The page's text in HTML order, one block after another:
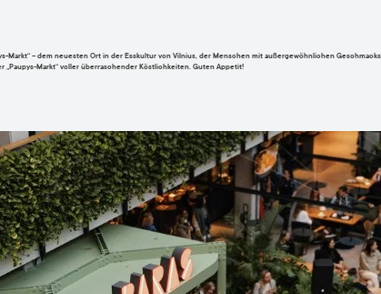
Markt“ – dem neuesten Ort in der Esskultur von Vilnius, der Menschen mit außergewöhnlichen
Markt“ voller überraschender Köstlichkeiten. Guten Appetit!